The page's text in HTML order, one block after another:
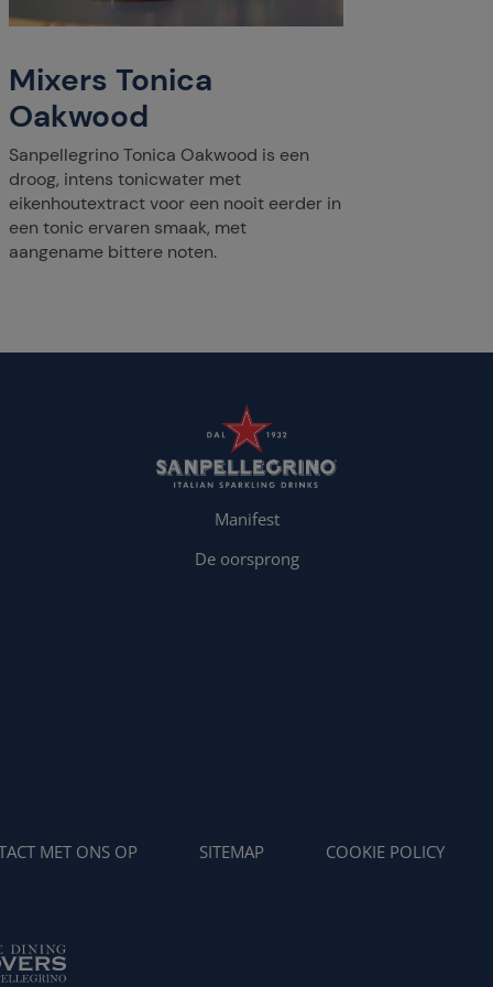
Mixers Tonica
Oakwood
Sanpellegrino Tonica Oakwood is een
droog, intens tonicwater met
eikenhoutextract voor een nooit eerder in
een tonic ervaren smaak, met
aangename bittere noten.
Manifest
De oorsprong
MET ONS OP SITEMAP COOKIE POLICY